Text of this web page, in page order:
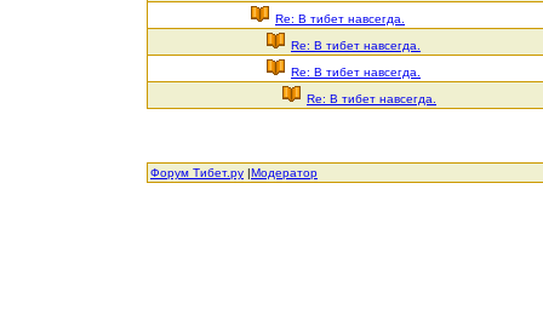
Re: В тибет навсегда.
Re: В тибет навсегда.
Re: В тибет навсегда.
Re: В тибет навсегда.
Форум Тибет.ру |Модератор